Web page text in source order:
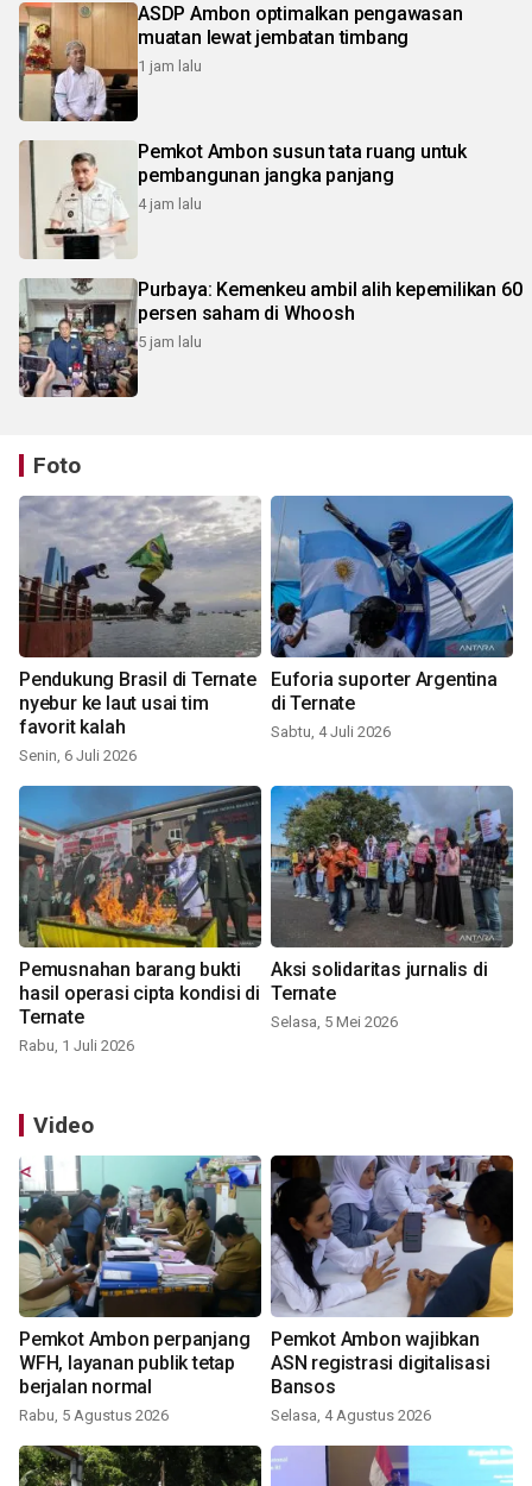
ASDP Ambon optimalkan pengawasan
muatan lewat jembatan timbang
1 jam lalu
Pemkot Ambon susun tata ruang untuk
pembangunan jangka panjang
4 jam lalu
Purbaya: Kemenkeu ambil alih kepemilikan 60
persen saham di Whoosh
5 jam lalu
Foto
Pendukung Brasil di Ternate
nyebur ke laut usai tim
favorit kalah
Senin, 6 Juli 2026
Euforia suporter Argentina
di Ternate
Sabtu, 4 Juli 2026
Pemusnahan barang bukti
hasil operasi cipta kondisi di
Ternate
Rabu, 1 Juli 2026
Aksi solidaritas jurnalis di
Ternate
Selasa, 5 Mei 2026
Video
Pemkot Ambon perpanjang
WFH, layanan publik tetap
berjalan normal
Rabu, 5 Agustus 2026
Pemkot Ambon wajibkan
ASN registrasi digitalisasi
Bansos
Selasa, 4 Agustus 2026